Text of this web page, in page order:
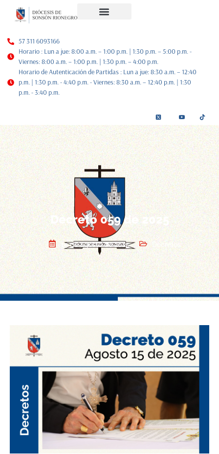
57 311 6093166
Horario : Lun a jue: 8:00 a.m. – 1:00 p.m. | 1:30 p.m. – 5:00 p.m. -
Viernes: 8:00 a.m. – 1:00 p.m. | 1:30 p.m. – 4:00 p.m.
Horario de Autenticación de Partidas : Lun a jue: 8:30 a.m. – 12:40
p.m. | 1:30 p.m. - 4:40 p.m. - Viernes: 8:30 a.m. – 12:40 p.m. | 1:30
p.m. - 3:40 p.m.
Decreto 059 de 2025
15 de agosto de 2025 Decretos